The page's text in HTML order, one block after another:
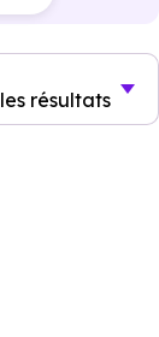
les résultats